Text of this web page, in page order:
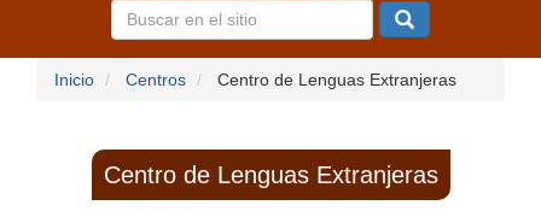
Inicio Centros Centro de Lenguas Extranjeras
Centro de Lenguas Extranjeras